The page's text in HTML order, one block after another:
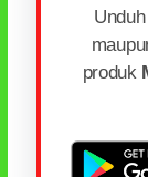
produk